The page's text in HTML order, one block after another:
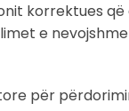
korrektues
e
për